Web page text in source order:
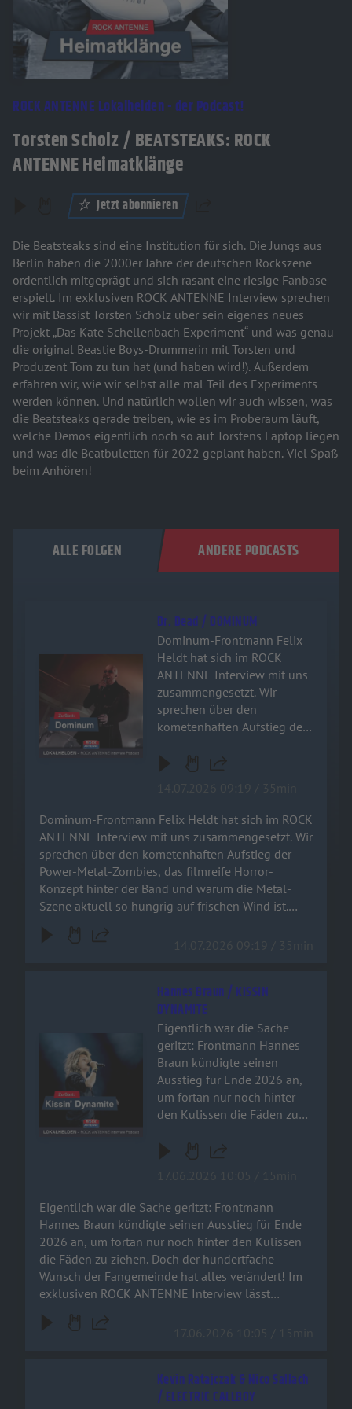
ROCK ANTENNE Lokalhelden - der Podcast!
Torsten Scholz / BEATSTEAKS: ROCK
ANTENNE Heimatklänge
Jetzt abonnieren
Die Beatsteaks sind eine Institution für sich. Die Jungs aus
Berlin haben die 2000er Jahre der deutschen Rockszene
ordentlich mitgeprägt und sich rasant eine riesige Fanbase
erspielt. Im exklusiven ROCK ANTENNE Interview sprechen
wir mit Bassist Torsten Scholz über sein eigenes neues
Projekt „Das Kate Schellenbach Experiment“ und was genau
die original Beastie Boys-Drummerin mit Torsten und
Produzent Tom zu tun hat (und haben wird!). Außerdem
erfahren wir, wie wir selbst alle mal Teil des Experiments
werden können. Und natürlich wollen wir auch wissen, was
die Beatsteaks gerade treiben, wie es im Proberaum läuft,
welche Demos eigentlich noch so auf Torstens Laptop liegen
und was die Beatbuletten für 2022 geplant haben. Viel Spaß
beim Anhören!
ALLE FOLGEN ANDERE PODCASTS
Audiotitel - Dr. Dead / DOMINUM
Dr. Dead / DOMINUM
Dominum-Frontmann Felix
Heldt hat sich im ROCK
ANTENNE Interview mit uns
zusammengesetzt. Wir
sprechen über den
kometenhaften Aufstieg der
filmreife Horror-Konzept
hungrig auf frischen Wind
ist. Schnappt euch ein kaltes
Bier und checkt aus, was der
„Dr. Dead“ der deutschen
Metal-Szene zu erzählen
hat!
Dominum-Frontmann Felix Heldt hat sich im ROCK
ANTENNE Interview mit uns zusammengesetzt. Wir
sprechen über den kometenhaften Aufstieg der
Power-Metal-Zombies, das filmreife Horror-
Konzept hinter der Band und warum die Metal-
Szene aktuell so hungrig auf frischen Wind ist.
der „Dr. Dead“ der deutschen Metal-Szene zu
Audiotitel - Hannes Braun / KISSIN DYNAMITE
Hannes Braun / KISSIN
DYNAMITE
Eigentlich war die Sache
geritzt: Frontmann Hannes
Braun kündigte seinen
Ausstieg für Ende 2026 an,
um fortan nur noch hinter
den Kulissen die Fäden zu
hundertfache Wunsch der
ROCK ANTENNE Interview
lässt Hannes die absolute
Bombe platzen: Es wird noch
ein allerletztes Studioalbum
mit ihm am Gesang geben!
Die selbstbetitelte Scheibe
Hannes verrät im Talk,
warum das Album eine
Eigentlich war die Sache geritzt: Frontmann
Hannes Braun kündigte seinen Ausstieg für Ende
2026 an, um fortan nur noch hinter den Kulissen
die Fäden zu ziehen. Doch der hundertfache
Wunsch der Fangemeinde hat alles verändert! Im
exklusiven ROCK ANTENNE Interview lässt
ein allerletztes Studioalbum mit ihm am Gesang
pünktlich zu den fetten Arena-Shows im Herbst.
Hannes verrät im Talk, warum das Album eine
Kevin Ratajczak & Nico Sallach
/ ELECTRIC CALLBOY